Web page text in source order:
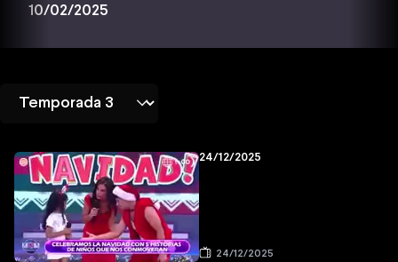
10/02/2025
24/12/2025
24/12/2025